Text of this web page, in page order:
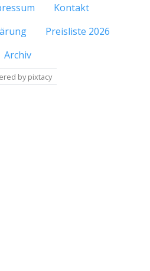
Kontakt
Preisliste 2026
Archiv
by pixtacy